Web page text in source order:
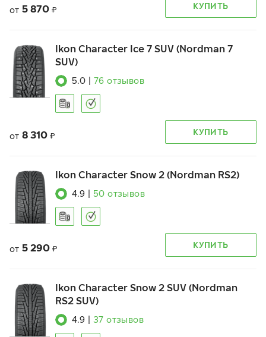
от 5 870 ₽ КУПИТЬ
Ikon Character Ice 7 SUV (Nordman 7
SUV)
5.0 76 отзывов
от 8 310 ₽ КУПИТЬ
Ikon Character Snow 2 (Nordman RS2)
4.9 50 отзывов
от 5 290 ₽ КУПИТЬ
Ikon Character Snow 2 SUV (Nordman
RS2 SUV)
4.9 37 отзывов